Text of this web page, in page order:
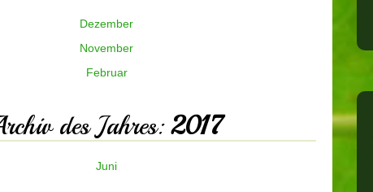
Dezember
November
Februar
des Jahres:2017
Juni